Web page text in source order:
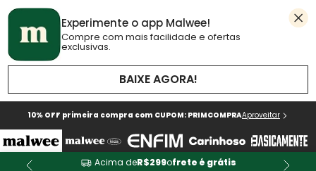
Experimente o app Malwee!
Compre com mais facilidade e ofertas
exclusivas.
BAIXE AGORA!
10% OFF primeira compra com CUPOM: PRIMCOMPRAAproveitar
Acima deR$299ofrete é grátis